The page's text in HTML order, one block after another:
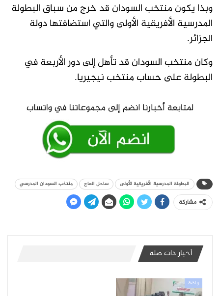
وبذا يكون منتخب السودان قد خرج من سباق البطولة
المدرسية الأفريقية الأولى والتي استضافتها دولة
الجزائر.
وكان منتخب السودان قد تأهل إلى دور الأربعة في
البطولة على حساب منتخب نيجيريا.
البطولة المدرسية الأفريقية الأولى ساحل العاج منتخب السودان المدرسي
مشاركة
أخبار ذات صلة
رياضة